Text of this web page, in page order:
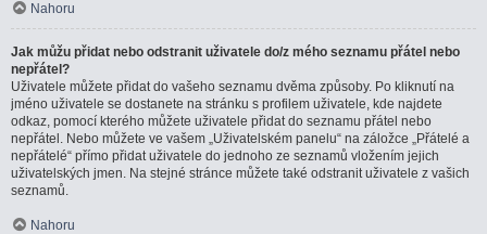
Nahoru
Jak můžu přidat nebo odstranit uživatele do/z mého seznamu přátel nebo
nepřátel?
Uživatele můžete přidat do vašeho seznamu dvěma způsoby. Po kliknutí na
jméno uživatele se dostanete na stránku s profilem uživatele, kde najdete
odkaz, pomocí kterého můžete uživatele přidat do seznamu přátel nebo
nepřátel. Nebo můžete ve vašem „Uživatelském panelu“ na záložce „Přátelé a
nepřátelé“ přímo přidat uživatele do jednoho ze seznamů vložením jejich
uživatelských jmen. Na stejné stránce můžete také odstranit uživatele z vašich
seznamů.
Nahoru